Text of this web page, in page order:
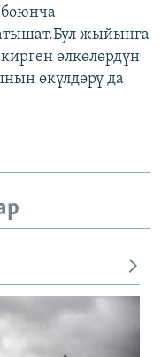
жыйынга
өлкөлөрдүн
өкүлдөрү да